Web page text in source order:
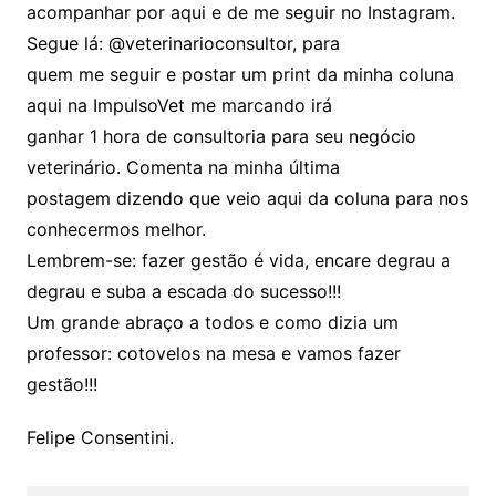
acompanhar por aqui e de me seguir no Instagram.
Segue lá: @veterinarioconsultor, para
quem me seguir e postar um print da minha coluna
aqui na ImpulsoVet me marcando irá
ganhar 1 hora de consultoria para seu negócio
veterinário. Comenta na minha última
postagem dizendo que veio aqui da coluna para nos
conhecermos melhor.
Lembrem-se: fazer gestão é vida, encare degrau a
degrau e suba a escada do sucesso!!!
Um grande abraço a todos e como dizia um
professor: cotovelos na mesa e vamos fazer
gestão!!!
Felipe Consentini.